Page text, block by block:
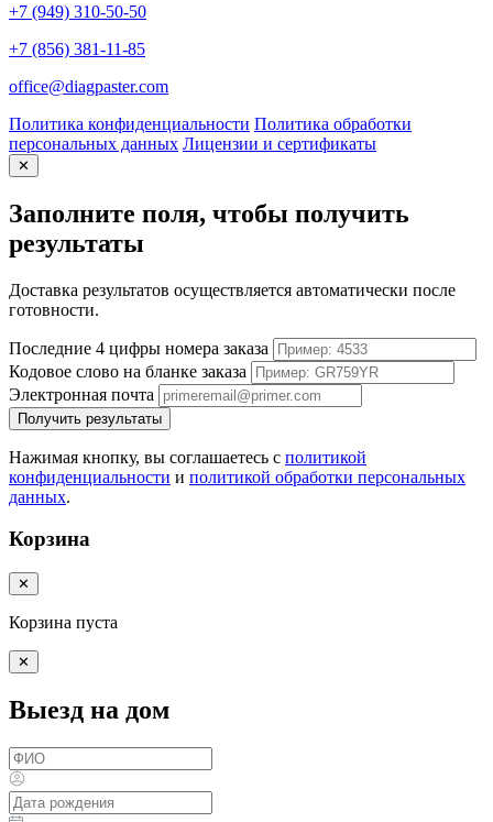
+7 (949) 310-50-50
+7 (856) 381-11-85
office@diagpaster.com
Политика конфиденциальности Политика обработки
персональных данных Лицензии и сертификаты
✕
Заполните поля, чтобы получить
результаты
Доставка результатов осуществляется автоматически после
готовности.
Последние 4 цифры номера заказа
Кодовое слово на бланке заказа
Электронная почта
Получить результаты
Нажимая кнопку, вы соглашаетесь с политикой
конфиденциальности и политикой обработки персональных
данных.
Корзина
✕
Корзина пуста
✕
Выезд на дом